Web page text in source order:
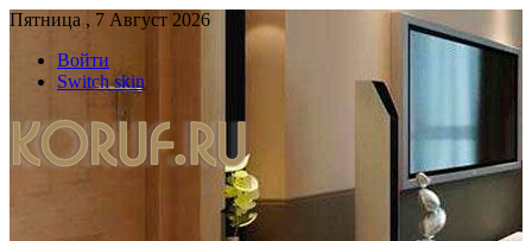
Пятница , 7 Август 2026
Войти
Switch skin